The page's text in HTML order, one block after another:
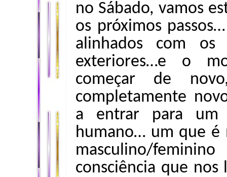
no Sábado, vamos
os próximos
alinhados com os
exteriores…e o
começar de
completamente
a entrar para um
humano… um que é
masculino/
consciência que nos